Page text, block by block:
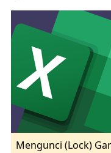
Mengunci (Lock)